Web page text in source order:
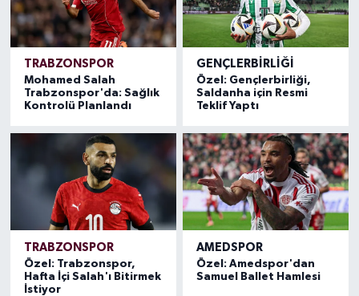
TRABZONSPOR
Mohamed Salah
Trabzonspor'da: Sağlık
Kontrolü Planlandı
GENÇLERBIRLIĞI
Özel: Gençlerbirliği,
Saldanha için Resmi
Teklif Yaptı
TRABZONSPOR
Özel: Trabzonspor,
Hafta İçi Salah'ı Bitirmek
İstiyor
AMEDSPOR
Özel: Amedspor'dan
Samuel Ballet Hamlesi